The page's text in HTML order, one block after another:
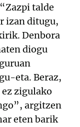
talde
izan ditugu,
Denbora
diogu
eta. Beraz,
zigulako
argitzen
eten barik